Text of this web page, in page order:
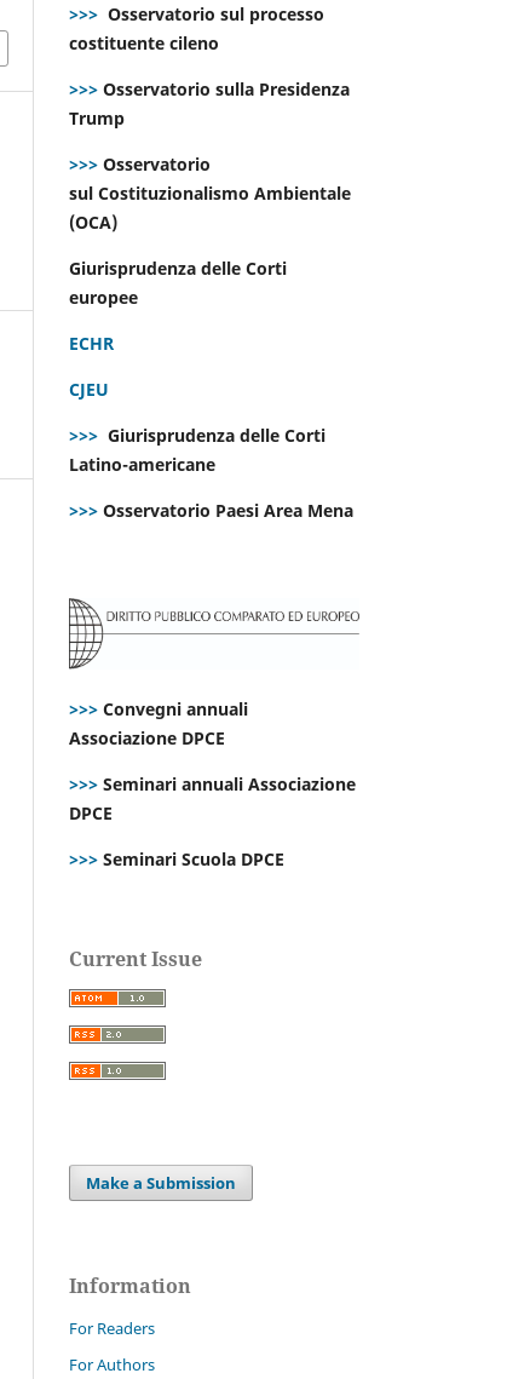
>>> Osservatorio sul processo
costituente cileno
>>> Osservatorio sulla Presidenza
Trump
>>> Osservatorio
sul Costituzionalismo Ambientale
(OCA)
Giurisprudenza delle Corti
europee
ECHR
CJEU
>>> Giurisprudenza delle Corti
Latino-americane
>>> Osservatorio Paesi Area Mena
>>> Convegni annuali
Associazione DPCE
>>> Seminari annuali Associazione
DPCE
>>> Seminari Scuola DPCE
Current Issue
Make a Submission
Information
For Readers
For Authors